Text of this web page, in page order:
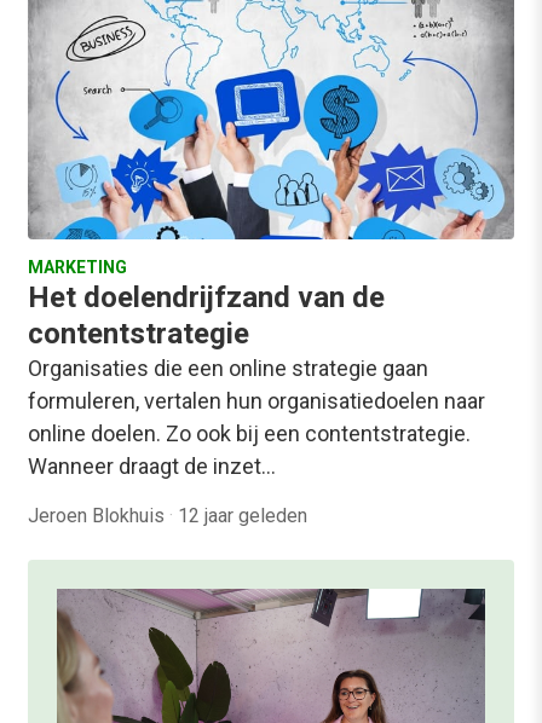
MARKETING
Het doelendrijfzand van de
contentstrategie
Organisaties die een online strategie gaan
formuleren, vertalen hun organisatiedoelen naar
online doelen. Zo ook bij een contentstrategie.
Wanneer draagt de inzet…
Jeroen Blokhuis · 12 jaar geleden